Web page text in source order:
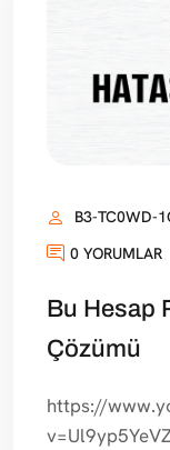
B3-TC0WD-
0 YORUMLAR
Bu Hesap
Çözümü
https://